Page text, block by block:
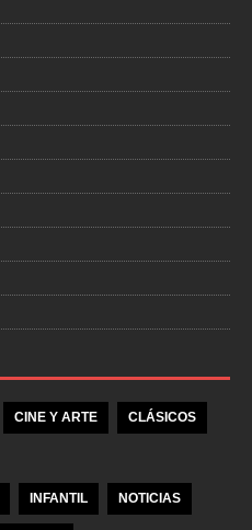
CINE Y ARTE CLÁSICOS
INFANTIL NOTICIAS